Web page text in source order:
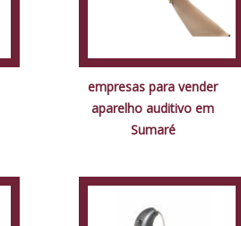
empresas para vender
aparelho auditivo em
Sumaré